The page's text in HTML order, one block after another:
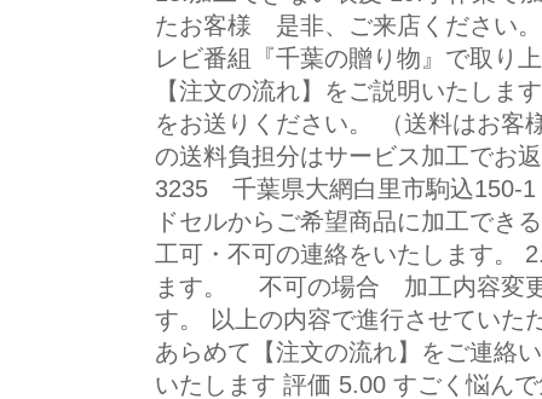
たお客様 是非、ご来店ください
レビ番組『千葉の贈り物』で取り
【注文の流れ】をご説明いたしま
をお送りください。 （送料はお
の送料負担分はサービス加工でお
3235 千葉県大網白里市駒込
ドセルからご希望商品に加工でき
工可・不可の連絡をいたします。
ます。 不可の場合 加工内容変
す。 以上の内容で進行させてい
あらめて【注文の流れ】をご連絡
いたします 評価 5.00 すごく悩ん